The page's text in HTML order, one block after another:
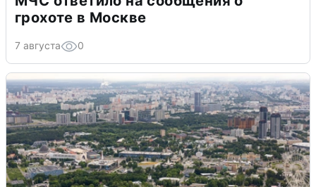
грохоте в Москве
7 августа 0